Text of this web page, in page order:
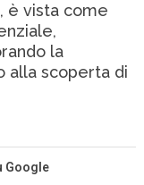
è vista come
la
alla scoperta di
Google